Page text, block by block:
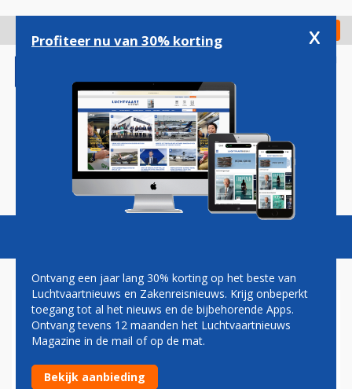
gaan
Check in
Magazine Podcasts Vacatures
TRANSAVIA VANAF SCHIPHOL
VOOR HET EERST NAAR
MÜNCHEN EN ZÜRICH
Profiteer nu van 30% korting x
Ontvang een jaar lang 30% korting op het beste van
Luchtvaartnieuws en Zakenreisnieuws. Krijg onbeperkt
toegang tot al het nieuws en de bijbehorende Apps.
Ontvang tevens 12 maanden het Luchtvaartnieuws
Magazine in de mail of op de mat.
Bekijk aanbieding